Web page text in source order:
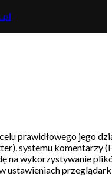
prawidłowego jego
systemu komentarzy
na wykorzystywanie
ustawieniach